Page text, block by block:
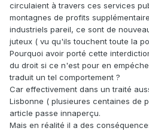
circulaient à travers ces services
montagnes de profits
industriels pareil, ce sont de
juteux ( vu qu'ils touchent toute la
Pourquoi avoir porté cette
du droit si ce n'est pour en
traduit un tel comportement ?
Car effectivement dans un traité
Lisbonne ( plusieures centaines de
article passe innaperçu.
Mais en réalité il a des